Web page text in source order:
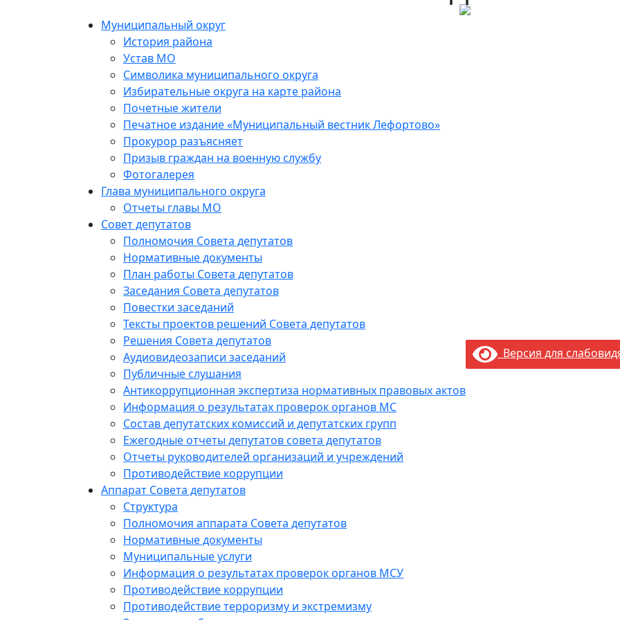
Муниципальный округ
История района
Устав МО
Символика муниципального округа
Избирательные округа на карте района
Почетные жители
Печатное издание «Муниципальный вестник Лефортово»
Прокурор разъясняет
Призыв граждан на военную службу
Фотогалерея
Глава муниципального округа
Отчеты главы МО
Совет депутатов
Полномочия Совета депутатов
Нормативные документы
План работы Совета депутатов
Заседания Cовета депутатов
Повестки заседаний
Тексты проектов решений Совета депутатов
Решения Совета депутатов
Аудиовидеозаписи заседаний
Публичные слушания
Антикоррупционная экспертиза нормативных правовых актов
Информация о результатах проверок органов МС
Состав депутатских комиссий и депутатских групп
Ежегодные отчеты депутатов совета депутатов
Отчеты руководителей организаций и учреждений
Противодействие коррупции
Аппарат Совета депутатов
Структура
Полномочия аппарата Совета депутатов
Нормативные документы
Муниципальные услуги
Информация о результатах проверок органов МСУ
Противодействие коррупции
Противодействие терроризму и экстремизму
Версия для